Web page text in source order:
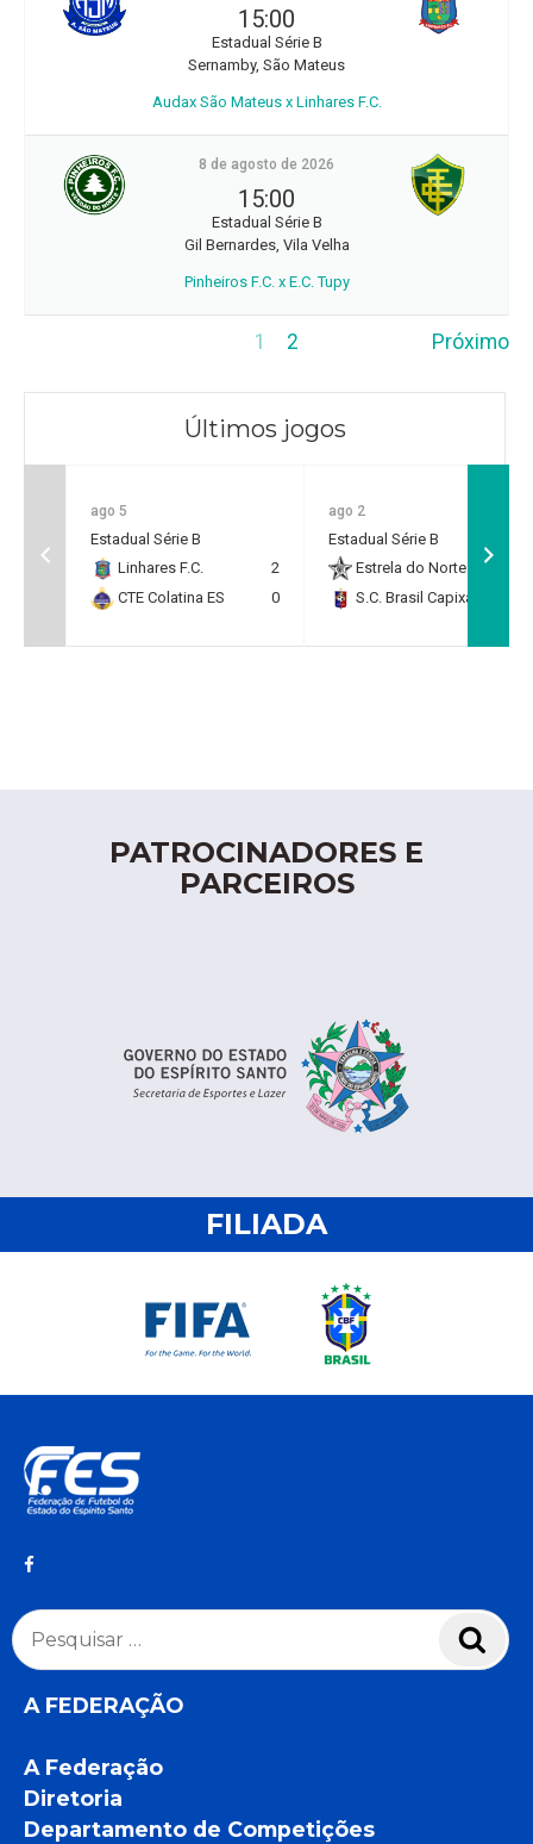
15:00
Estadual Série B
Sernamby, São Mateus
Audax São Mateus x Linhares F.C.
8 de agosto de 2026
15:00
Estadual Série B
Gil Bernardes, Vila Velha
Pinheiros F.C. x E.C. Tupy
1 2 Próximo
Últimos jogos
ago 5
Estadual Série B
Linhares F.C.
2
CTE Colatina ES
0
ago 2
Estadual Série B
Estrela do Norte F.C.
S.C. Brasil Capixaba
PATROCINADORES E
PARCEIROS
FILIADA
Pesquisar
por:
A FEDERAÇÃO
A Federação
Diretoria
Departamento de Competições